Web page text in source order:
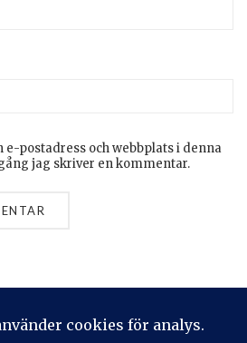
postadress och webbplats i denna
jag skriver en kommentar.
uses cookies. By continuing to use
their use.